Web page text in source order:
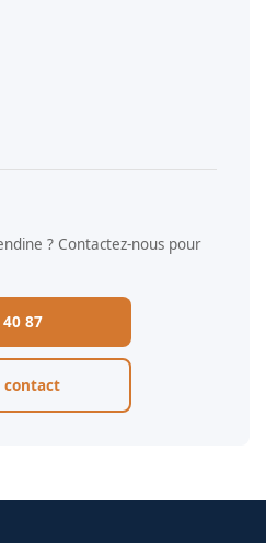
? Contactez-nous pour
87
contact